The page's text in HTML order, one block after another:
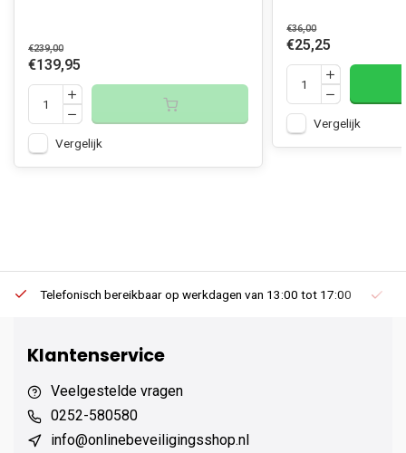
€239,00
€139,95
Vergelijk
€36,00
€25,25
Vergelijk
Telefonisch bereikbaar op werkdagen van 13:00 tot 17:00
Klantenservice
Veelgestelde vragen
0252-580580
info@onlinebeveiligingsshop.nl